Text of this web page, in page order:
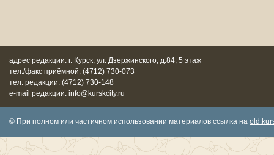
адрес редакции: г. Курск, ул. Дзержинского, д.84, 5 этаж
тел./факс приёмной: (4712) 730-073
тел. редакции: (4712) 730-148
e-mail редакции: info@kurskcity.ru
© При полном или частичном использовании материалов ссылка на